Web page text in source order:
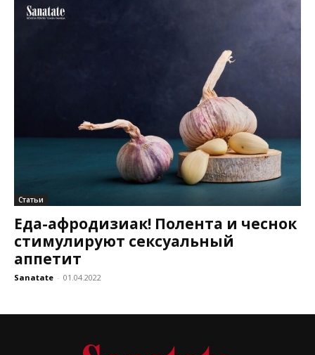
Статьи
Еда-афродизиак! Полента и чеснок
стимулируют сексуальный
аппетит
Sanatate - 01.04.2022